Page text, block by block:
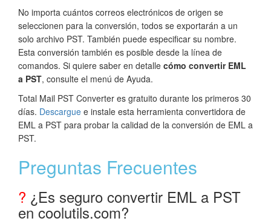
No importa cuántos correos electrónicos de origen se
seleccionen para la conversión, todos se exportarán a un
solo archivo PST. También puede especificar su nombre.
Esta conversión también es posible desde la línea de
comandos. Si quiere saber en detalle cómo convertir EML
a PST, consulte el menú de Ayuda.
Total Mail PST Converter es gratuito durante los primeros 30
días. Descargue e instale esta herramienta convertidora de
EML a PST para probar la calidad de la conversión de EML a
PST.
Preguntas Frecuentes
? ¿Es seguro convertir EML a PST
en coolutils.com?